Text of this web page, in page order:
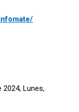
2024, Lunes,